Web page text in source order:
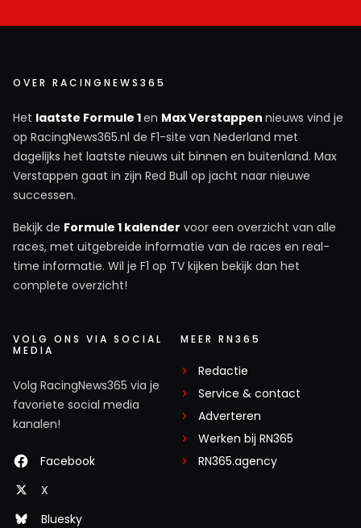
OVER RACINGNEWS365
Het laatste Formule 1en Max Verstappen nieuws vind je
op RacingNews365.nl de F1-site van Nederland met
dagelijks het laatste nieuws uit binnen en buitenland. Max
Verstappen gaat in zijn Red Bull op jacht naar nieuwe
successen.
Bekijk de Formule 1 kalender voor een overzicht van alle
races, met uitgebreide informatie van de races en real-
time informatie. Wil je F1 op TV kijken bekijk dan het
complete overzicht!
VOLG ONS VIA SOCIAL
MEDIA
Volg RacingNews365 via je
favoriete social media
kanalen!
Facebook
X
Bluesky
MEER RN365
Redactie
Service & contact
Adverteren
Werken bij RN365
RN365.agency